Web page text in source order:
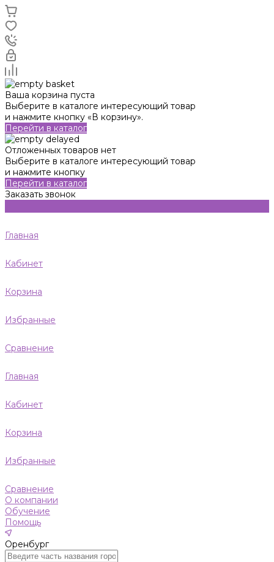
Ваша корзина пуста
Выберите в каталоге интересующий товар
и нажмите кнопку «В корзину».
Перейти в каталог
Отложенных товаров нет
Выберите в каталоге интересующий товар
и нажмите кнопку
Перейти в каталог
Заказать звонок
Главная
Кабинет
Корзина
Избранные
Сравнение
Главная
Кабинет
Корзина
Избранные
Сравнение
О компании
Обучение
Помощь
Оренбург